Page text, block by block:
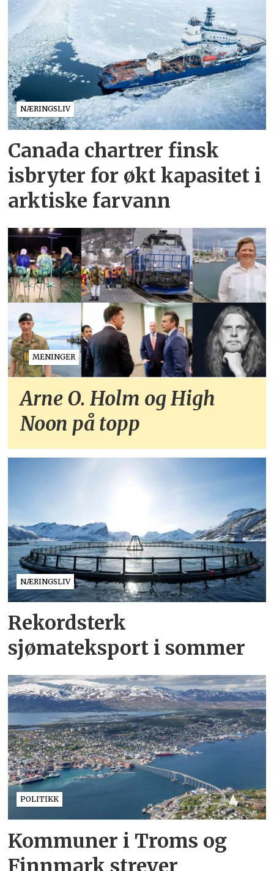
NÆRINGSLIV
Canada chartrer finsk
isbryter for økt kapasitet i
arktiske farvann
MENINGER
Arne O. Holm og High
Noon på topp
NÆRINGSLIV
Rekordsterk
sjømateksport i sommer
POLITIKK
Kommuner i Troms og
Finnmark strever